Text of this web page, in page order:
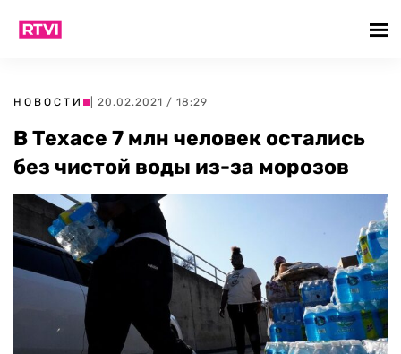
НОВОСТИ | 20.02.2021 / 18:29
В Техасе 7 млн человек остались
без чистой воды из-за морозов